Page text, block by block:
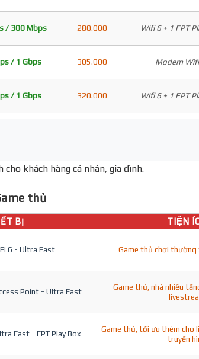
/ 300 Mbps 280.000 Wifi 6 + 1 FPT
/ 1 Gbps 305.000 Modem
/ 1 Gbps 320.000 Wifi 6 + 1 FPT
khách hàng cá nhân, gia đình.
thủ
BỊ TIỆN
6 - Ultra Fast Game thủ chơi thường
Point - Ultra Fast
Game thủ, nhà nhiều
Fast - FPT Play Box
- Game thủ, tối ưu thêm cho
truyền